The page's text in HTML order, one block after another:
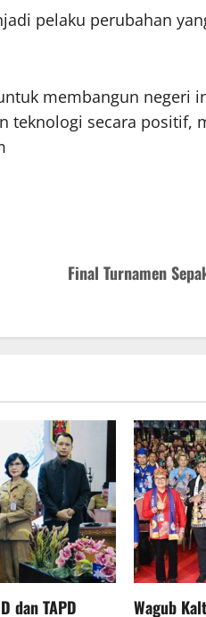
pelaku perubahan
membangun negeri
teknologi secara positif,
Final Turnamen
dan TAPD Wagub